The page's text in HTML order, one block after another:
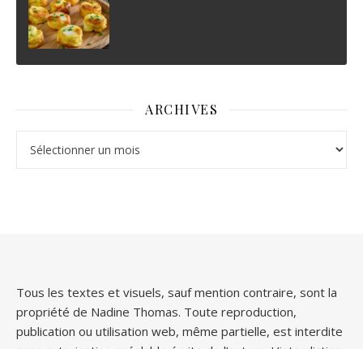
ARCHIVES
Tous les textes et visuels, sauf mention contraire, sont la
propriété de Nadine Thomas. Toute reproduction,
publication ou utilisation web, même partielle, est interdite